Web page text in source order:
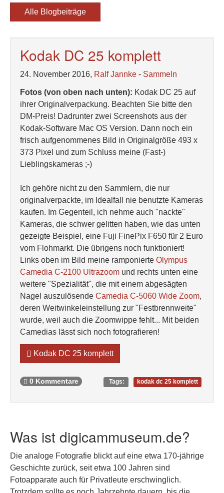
Alle Blogbeiträge
Kodak DC 25 komplett
24. November 2016, Ralf Jannke - Sammeln
Fotos (von oben nach unten): Kodak DC 25 auf
ihrer Originalverpackung. Beachten Sie bitte den
DM-Preis! Dadrunter zwei Screenshots aus der
Kodak-Software Mac OS Version. Dann noch ein
frisch aufgenommenes Bild in Originalgröße 493 x
373 Pixel und zum Schluss meine (Fast-)
Lieblingskameras ;-)
Ich gehöre nicht zu den Sammlern, die nur
originalverpackte, im Idealfall nie benutzte Kameras
kaufen. Im Gegenteil, ich nehme auch "nackte"
Kameras, die schwer gelitten haben, wie das unten
gezeigte Beispiel, eine Fuji FinePix F650 für 2 Euro
vom Flohmarkt. Die übrigens noch funktioniert!
Links oben im Bild meine ramponierte Olympus
Camedia C-2100 Ultrazoom und rechts unten eine
weitere "Spezialität", die mit einem abgesägten
Nagel auszulösende Camedia C-5060 Wide Zoom,
deren Weitwinkeleinstellung zur "Festbrennweite"
wurde, weil auch die Zoomwippe fehlt... Mit beiden
Camedias lässt sich noch fotografieren!
Kodak DC 25 komplett
0 Kommentare Tags: kodak dc 25 komplett
Was ist digicammuseum.de?
Die analoge Fotografie blickt auf eine etwa 170-jährige
Geschichte zurück, seit etwa 100 Jahren sind
Fotoapparate auch für Privatleute erschwinglich.